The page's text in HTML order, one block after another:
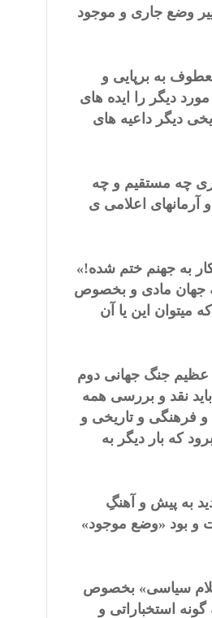
وضع جاری و موجود
به برپایی و
دیگر را ایده های
دیگر داعیه های
چه مستقیم و چه
آرمانهای اعلامی ی
به جهنم ختم شده!»
جهان مادی و بخصوص
این یا آن
عظیم جنگ جهانی دوم
نقد و بررسی همه
و فرهنگی و تاریخی و
که بار دیگر به
به پیش و آهنگِ
و بود «وضع موجود»
سیاسی» بخصوص
استخباراتی و